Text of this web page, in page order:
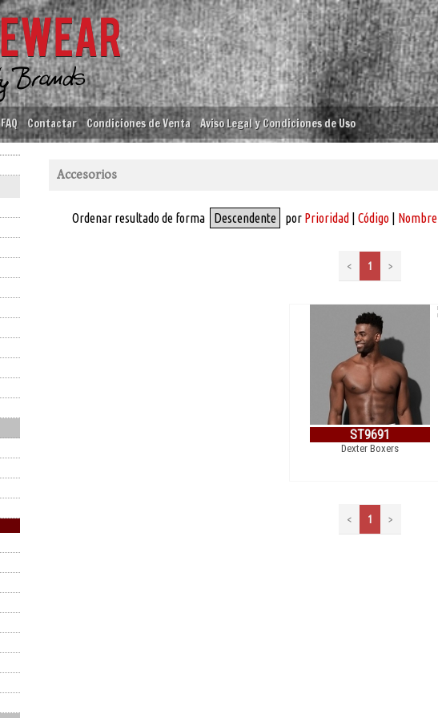
FAQ Contactar Condiciones de Venta Aviso Legal y Condiciones de Uso
Accesorios
Ordenar resultado de forma Descendente por Prioridad Código Nombre
< 1 >
ST9691
Dexter Boxers
< 1 >